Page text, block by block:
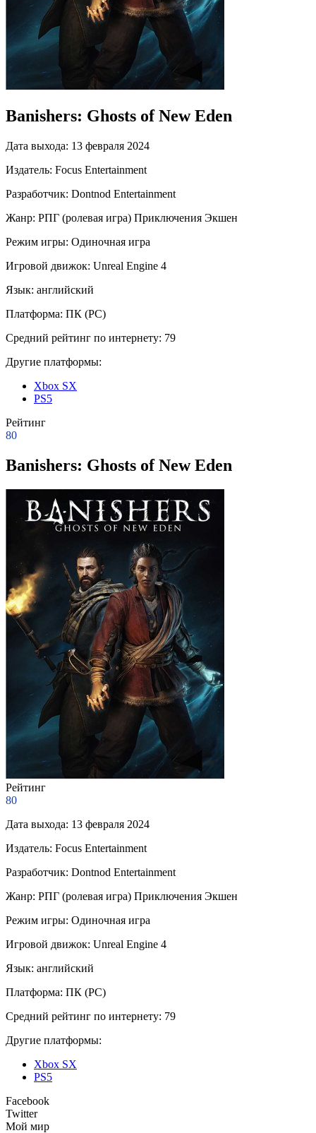
Banishers: Ghosts of New Eden
Дата выхода: 13 февраля 2024
Издатель: Focus Entertainment
Разработчик: Dontnod Entertainment
Жанр: РПГ (ролевая игра) Приключения Экшен
Режим игры: Одиночная игра
Игровой движок: Unreal Engine 4
Язык: английский
Платформа: ПК (PC)
Средний рейтинг по интернету: 79
Другие платформы:
Xbox SX
PS5
Рейтинг
80
Banishers: Ghosts of New Eden
Рейтинг
80
Дата выхода: 13 февраля 2024
Издатель: Focus Entertainment
Разработчик: Dontnod Entertainment
Жанр: РПГ (ролевая игра) Приключения Экшен
Режим игры: Одиночная игра
Игровой движок: Unreal Engine 4
Язык: английский
Платформа: ПК (PC)
Средний рейтинг по интернету: 79
Другие платформы:
Xbox SX
PS5
Facebook
Twitter
Мой мир